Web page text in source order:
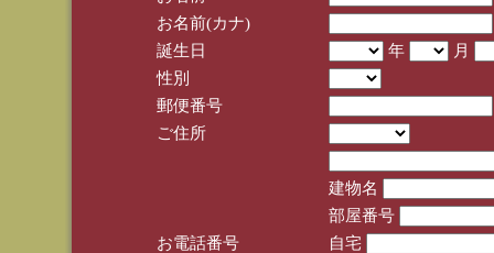
お名前(カナ)
誕生日
年
月
性別
郵便番号
ご住所
建物名
部屋番号
お電話番号
自宅